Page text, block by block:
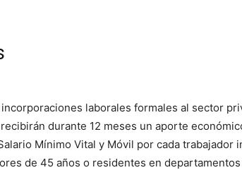
laborales formales al sector
durante 12 meses un aporte
Mínimo Vital y Móvil por cada trabajador
de 45 años o residentes en